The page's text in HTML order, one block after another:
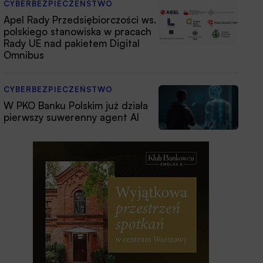
CYBERBEZPIECZEŃSTWO
Apel Rady Przedsiębiorczości ws.
polskiego stanowiska w pracach
Rady UE nad pakietem Digital
Omnibus
CYBERBEZPIECZEŃSTWO
W PKO Banku Polskim już działa
pierwszy suwerenny agent AI